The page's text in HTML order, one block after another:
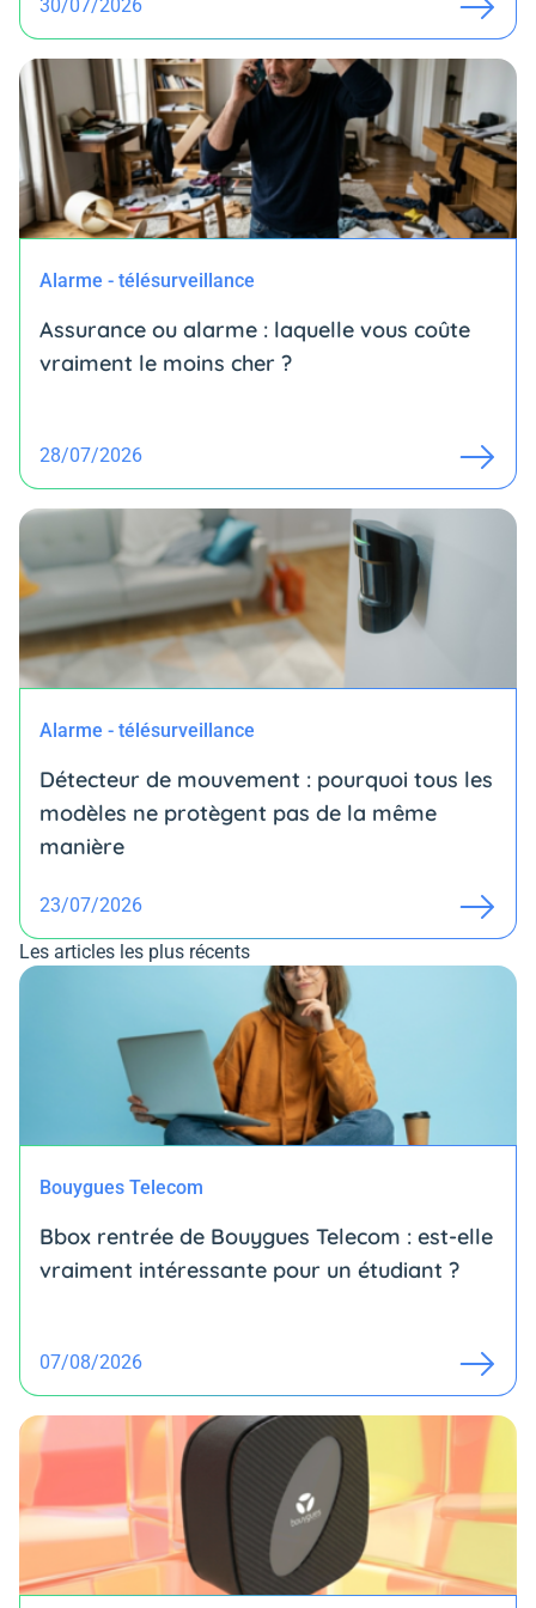
30/07/2026
Alarme - télésurveillance
Assurance ou alarme : laquelle vous coûte
vraiment le moins cher ?
28/07/2026
Alarme - télésurveillance
Détecteur de mouvement : pourquoi tous les
modèles ne protègent pas de la même
manière
23/07/2026
Les articles les plus récents
Bouygues Telecom
Bbox rentrée de Bouygues Telecom : est-elle
vraiment intéressante pour un étudiant ?
07/08/2026